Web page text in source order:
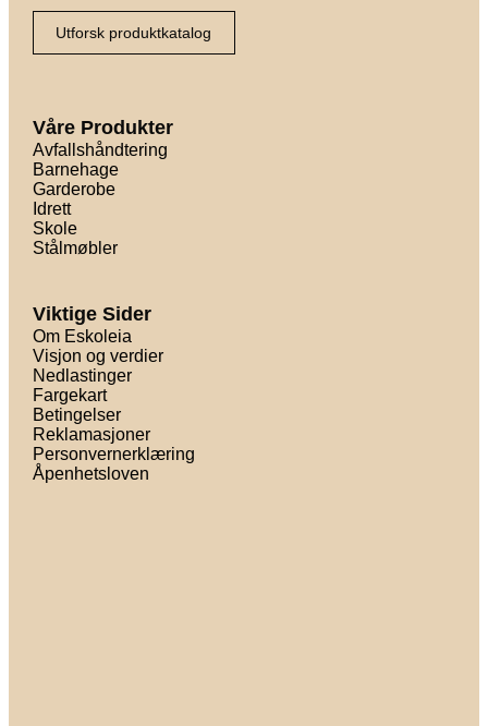
Utforsk produktkatalog
Våre Produkter
Avfallshåndtering
Barnehage
Garderobe
Idrett
Skole
Stålmøbler
Viktige Sider
Om Eskoleia
Visjon og verdier
Nedlastinger
Fargekart
Betingelser
Reklamasjoner
Personvernerklæring
Åpenhetsloven